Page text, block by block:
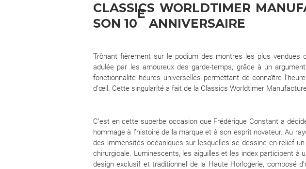
CLASSICS WORLDTIMER
SON 10
E
ANNIVERSAIRE
Trônant fièrement sur le podium des montres les plus vendues
adulée par les amoureux des garde-temps, grâce à un
fonctionnalité heures universelles permettant de connaître
d’œil. Cette singularité a fait de la Classics Worldtimer
C’est en cette superbe occasion que Frédérique Constant a
hommage à l’histoire de la marque et à son esprit novateur. Au
des immensités océaniques sur lesquelles se dessine en relief
chirurgicale. Luminescents, les aiguilles et les index participent à
design exclusif et traditionnel de la Haute Horlogerie, composé